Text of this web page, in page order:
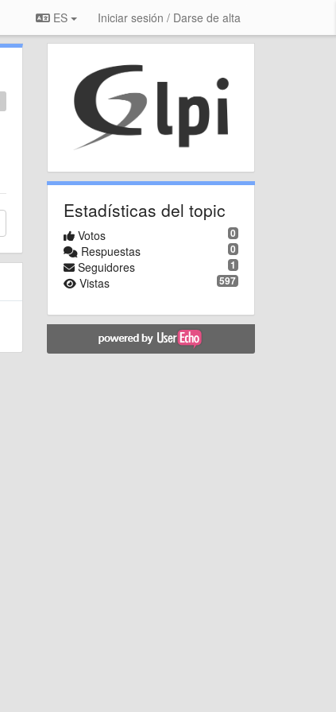
ES Iniciar sesión / Darse de alta
Estadísticas del topic
0
Votos
0
Respuestas
1
Seguidores
597
Vistas